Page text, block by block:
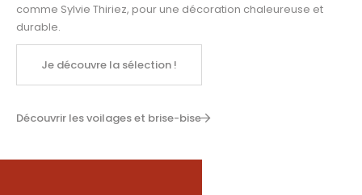
comme Sylvie Thiriez, pour une décoration chaleureuse et
durable.
Je découvre la sélection !
Découvrir les voilages et brise-bise